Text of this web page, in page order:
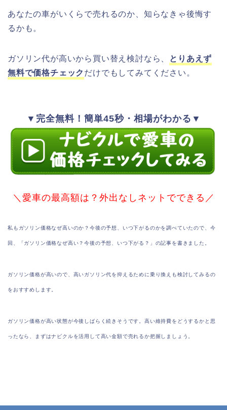
あなたの車がいくらで売れるのか、知らなきゃ後悔す
るかも。
ガソリン代が高いから買い替え検討なら、
とりあえず
無料で価格チェック だけでもしてみてください。
▼完全無料！簡単45秒・相場がわかる▼
＼愛車の最高額は？外出なしネットでできる／
私もガソリン価格なぜ高いのか？今後の予想、いつ下がるのかを調べていたので、今
回、「ガソリン価格なぜ高い？今後の予想、いつ下がる？」の記事を書きました。
ガソリン価格が高いので、高いガソリン代を抑えるために乗り換えも検討してみるの
をおすすめします。
ガソリン価格が高い状態が今後しばらく続きそうです。高い維持費をどうするかと思
ったなら、まずはナビクルを活用して高い金額で売れるか把握しましょう。